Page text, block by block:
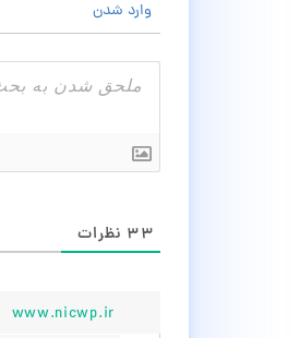
وارد شدن
۳۳ نظرات
www.nicwp.ir